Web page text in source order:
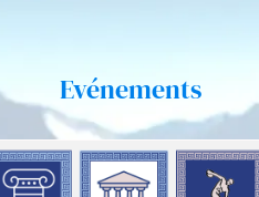
Evénements